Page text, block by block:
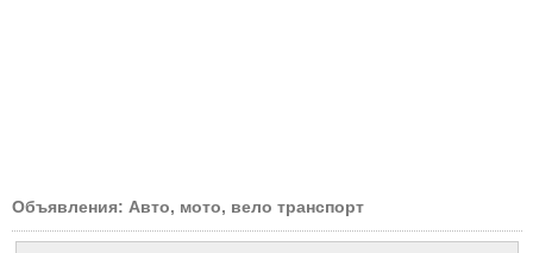
Объявления: Авто, мото, вело транспорт